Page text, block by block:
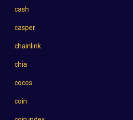
cash
casper
chainlink
chia
cocos
coin